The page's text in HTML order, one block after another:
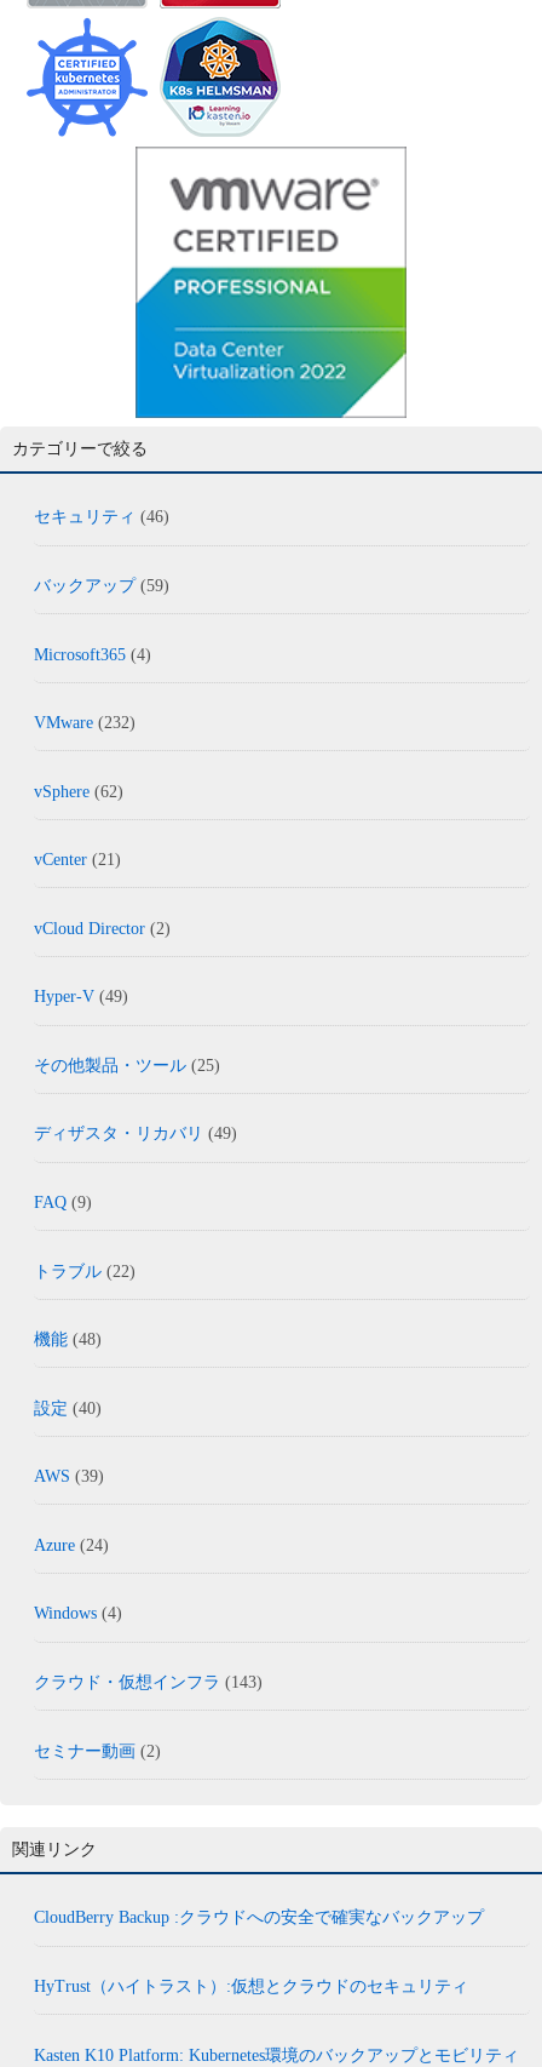
カテゴリーで絞る
セキュリティ (46)
バックアップ(59)
Microsoft365 (4)
VMware (232)
vSphere (62)
vCenter (21)
vCloud Director (2)
Hyper-V (49)
その他製品・ツール (25)
ディザスタ・リカバリ (49)
FAQ (9)
トラブル (22)
機能 (48)
設定 (40)
AWS (39)
Azure (24)
Windows (4)
クラウド・仮想インフラ (143)
セミナー動画 (2)
関連リンク
CloudBerry Backup :クラウドへの安全で確実なバックアップ
HyTrust（ハイトラスト）:仮想とクラウドのセキュリティ
Kasten K10 Platform: Kubernetes環境のバックアップとモビリティ